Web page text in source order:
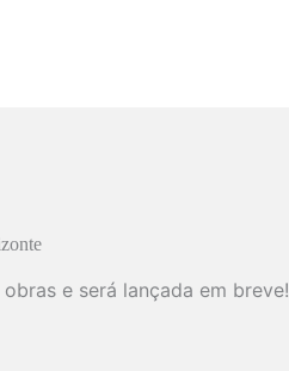
e será lançada em breve!